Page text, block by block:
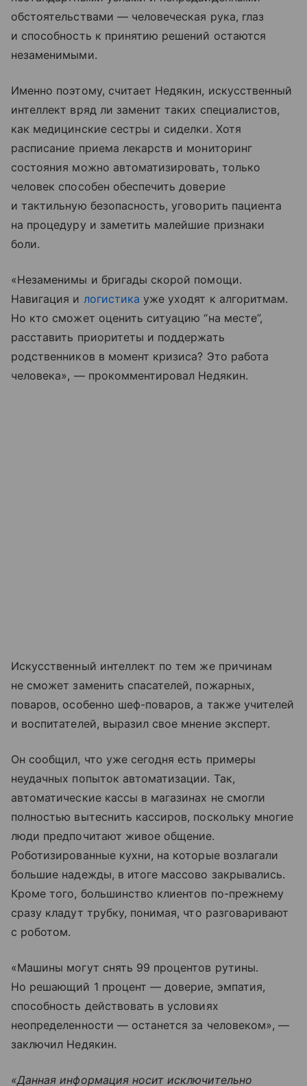
обстоятельствами — человеческая рука, глаз
и способность к принятию решений остаются
незаменимыми.
Именно поэтому, считает Недякин, искусственный
интеллект вряд ли заменит таких специалистов,
как медицинские сестры и сиделки. Хотя
расписание приема лекарств и мониторинг
состояния можно автоматизировать, только
человек способен обеспечить доверие
и тактильную безопасность, уговорить пациента
на процедуру и заметить малейшие признаки
боли.
«Незаменимы и бригады скорой помощи.
Навигация и логистика уже уходят к алгоритмам.
Но кто сможет оценить ситуацию “на месте”,
расставить приоритеты и поддержать
родственников в момент кризиса? Это работа
человека», — прокомментировал Недякин.
Искусственный интеллект по тем же причинам
не сможет заменить спасателей, пожарных,
поваров, особенно шеф-поваров, а также учителей
и воспитателей, выразил свое мнение эксперт.
Он сообщил, что уже сегодня есть примеры
неудачных попыток автоматизации. Так,
автоматические кассы в магазинах не смогли
полностью вытеснить кассиров, поскольку многие
люди предпочитают живое общение.
Роботизированные кухни, на которые возлагали
большие надежды, в итоге массово закрывались.
Кроме того, большинство клиентов по-прежнему
сразу кладут трубку, понимая, что разговаривают
с роботом.
«Машины могут снять 99 процентов рутины.
Но решающий 1 процент — доверие, эмпатия,
способность действовать в условиях
неопределенности — останется за человеком», —
заключил Недякин.
«Данная информация носит исключительно